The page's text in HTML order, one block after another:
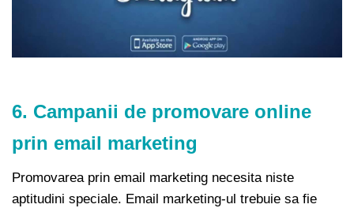
6. Campanii de promovare online
prin email marketing
Promovarea prin email marketing necesita niste
aptitudini speciale. Email marketing-ul trebuie sa fie